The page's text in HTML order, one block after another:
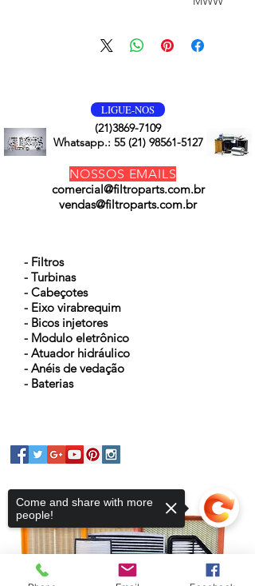
LIGUE-NOS
(21)3869-7109
Whatsapp.: 55 (21) 98561-5127
NOSSOS EMAILS
comercial@filtroparts.com.br
vendas@filtroparts.com.br
- Filtros
- Turbinas
- Cabeçotes
- Eixo virabrequim
- Bicos injetores
- Modulo eletrônico
- Atuador hidráulico
- Anéis de vedação
- Baterias
Come and share with more
people!